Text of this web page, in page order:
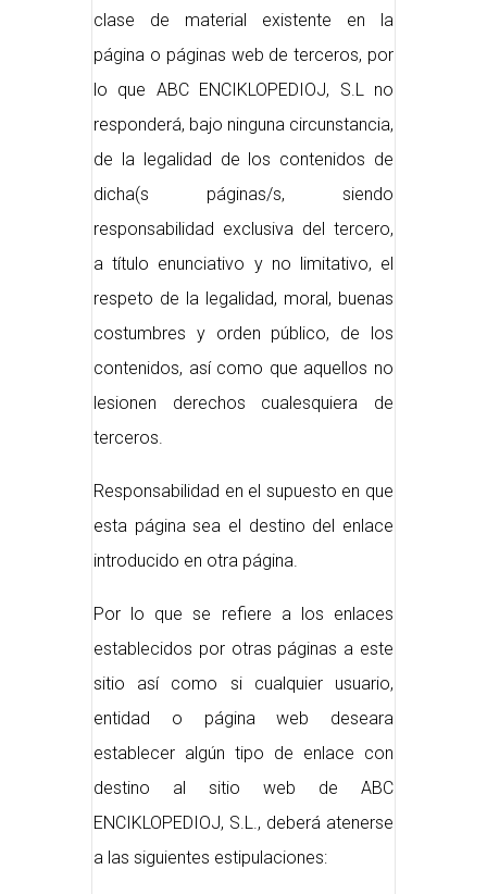
clase de material existente en la
página o páginas web de terceros, por
lo que ABC ENCIKLOPEDIOJ, S.L no
responderá, bajo ninguna circunstancia,
de la legalidad de los contenidos de
dicha(s páginas/s, siendo
responsabilidad exclusiva del tercero,
a título enunciativo y no limitativo, el
respeto de la legalidad, moral, buenas
costumbres y orden público, de los
contenidos, así como que aquellos no
lesionen derechos cualesquiera de
terceros.
Responsabilidad en el supuesto en que
esta página sea el destino del enlace
introducido en otra página.
Por lo que se refiere a los enlaces
establecidos por otras páginas a este
sitio así como si cualquier usuario,
entidad o página web deseara
establecer algún tipo de enlace con
destino al sitio web de ABC
ENCIKLOPEDIOJ, S.L., deberá atenerse
a las siguientes estipulaciones: